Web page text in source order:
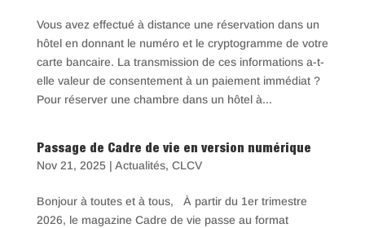
Vous avez effectué à distance une réservation dans un
hôtel en donnant le numéro et le cryptogramme de votre
carte bancaire. La transmission de ces informations a-t-
elle valeur de consentement à un paiement immédiat ?
Pour réserver une chambre dans un hôtel à...
Passage de Cadre de vie en version numérique
Nov 21, 2025| Actualités, CLCV
Bonjour à toutes et à tous, À partir du 1er trimestre
2026, le magazine Cadre de vie passe au format